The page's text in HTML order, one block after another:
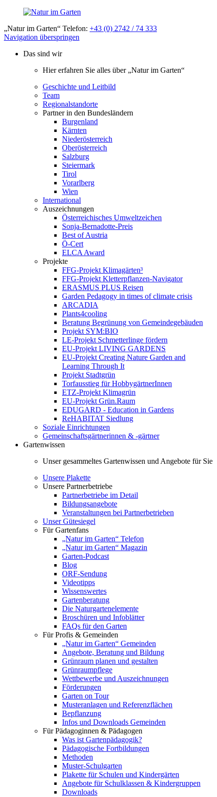
„Natur im Garten“ Telefon: +43 (0) 2742 / 74 333
Navigation überspringen
Das sind wir
Hier erfahren Sie alles über „Natur im Garten“
Geschichte und Leitbild
Team
Regionalstandorte
Partner in den Bundesländern
Burgenland
Kärnten
Niederösterreich
Oberösterreich
Salzburg
Steiermark
Tirol
Vorarlberg
Wien
International
Auszeichnungen
Österreichisches Umweltzeichen
Sonja-Bernadotte-Preis
Best of Austria
Ö-Cert
ELCA Award
Projekte
FFG-Projekt Klimagärten³
FFG-Projekt Kletterpflanzen-Navigator
ERASMUS PLUS Reisen
Garden Pedagogy in times of climate crisis
ARCADIA
Plants4cooling
Beratung Begrünung von Gemeindegebäuden
Projekt SYM:BIO
LE-Projekt Schmetterlinge fördern
EU-Projekt LIVING GARDENS
EU-Projekt Creating Nature Garden and
Learning Through It
Projekt Stadtgrün
Torfausstieg für HobbygärtnerInnen
ETZ-Projekt Klimagrün
EU-Projekt Grün.Raum
EDUGARD - Education in Gardens
ReHABITAT Siedlung
Soziale Einrichtungen
Gemeinschaftsgärtnerinnen & -gärtner
Gartenwissen
Unser gesammeltes Gartenwissen und Angebote für Sie
Unsere Plakette
Unsere Partnerbetriebe
Partnerbetriebe im Detail
Bildungsangebote
Veranstaltungen bei Partnerbetrieben
Unser Gütesiegel
Für Gartenfans
„Natur im Garten“ Telefon
„Natur im Garten“ Magazin
Garten-Podcast
Blog
ORF-Sendung
Videotipps
Wissenswertes
Gartenberatung
Die Naturgartenelemente
Broschüren und Infoblätter
FAQs für den Garten
Für Profis & Gemeinden
„Natur im Garten“ Gemeinden
Angebote, Beratung und Bildung
Grünraum planen und gestalten
Grünraumpflege
Wettbewerbe und Auszeichnungen
Förderungen
Garten on Tour
Musteranlagen und Referenzflächen
Bepflanzung
Infos und Downloads Gemeinden
Für Pädagoginnen & Pädagogen
Was ist Gartenpädagogik?
Pädagogische Fortbildungen
Methoden
Muster-Schulgarten
Plakette für Schulen und Kindergärten
Angebote für Schulklassen & Kindergruppen
Downloads